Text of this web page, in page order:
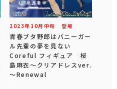
2023年 10月 中旬 登場
青春ブタ野郎はバニーガー
ル先輩の夢を見ない
Coreful フィギュア 桜
島麻衣～クリアドレスver.
～Renewal